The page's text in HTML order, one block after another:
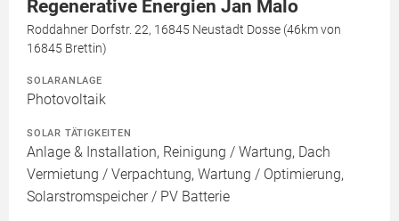
Regenerative Energien Jan Malo
Roddahner Dorfstr. 22, 16845 Neustadt Dosse (46km von
16845 Brettin)
SOLARANLAGE
Photovoltaik
SOLAR TÄTIGKEITEN
Anlage & Installation, Reinigung / Wartung, Dach
Vermietung / Verpachtung, Wartung / Optimierung,
Solarstromspeicher / PV Batterie